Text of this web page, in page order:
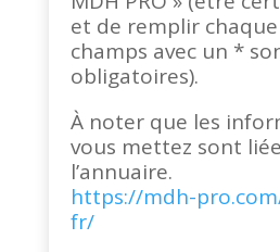
et de remplir
champs avec un *
obligatoires).
À noter que les
vous mettez sont
l’annuaire.
https://mdh-
fr/